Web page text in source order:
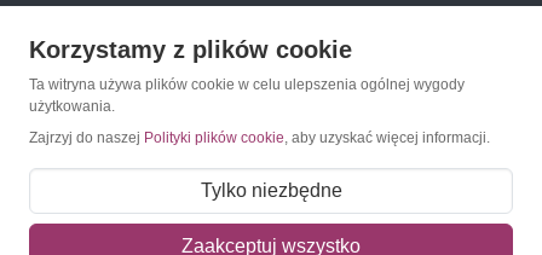
Konto
Moje konto
Moje zamówienia
Mój koszyk
Korzystamy z plików cookie
Ta witryna używa plików cookie w celu ulepszenia ogólnej wygody
użytkowania.
Zajrzyj do naszej Polityki plików cookie, aby uzyskać więcej informacji.
Tylko niezbędne
Zaakceptuj wszystko